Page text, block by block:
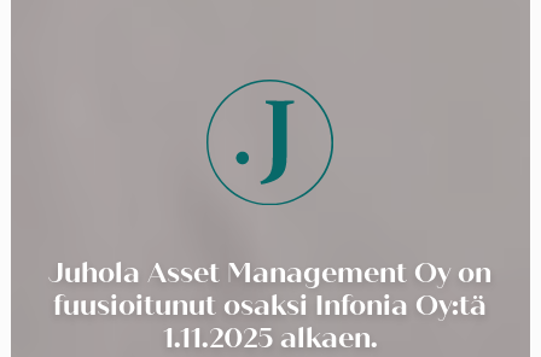
Juhola Asset Management Oy on
fuusioitunut osaksi Infonia Oy:tä
1.11.2025 alkaen.